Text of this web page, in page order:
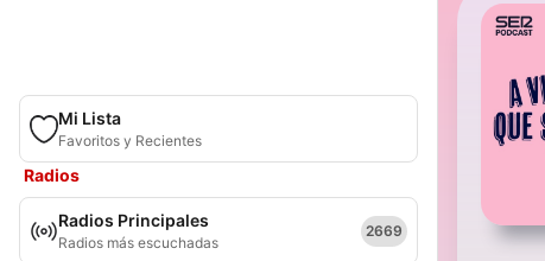
Mi Lista
Favoritos y Recientes
Radios
Radios Principales
Radios más escuchadas
2669